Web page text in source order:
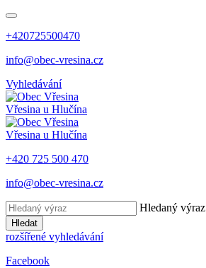
+420725500470
info@obec-vresina.cz
Vyhledávání
Vřesina u Hlučína
Vřesina u Hlučína
+420 725 500 470
info@obec-vresina.cz
Hledaný výraz
Hledat
rozšířené vyhledávání
Facebook